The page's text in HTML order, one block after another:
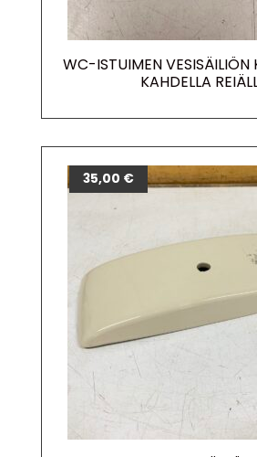
WC-ISTUIMEN VESISÄILIÖN
KAHDELLA
35,00 €